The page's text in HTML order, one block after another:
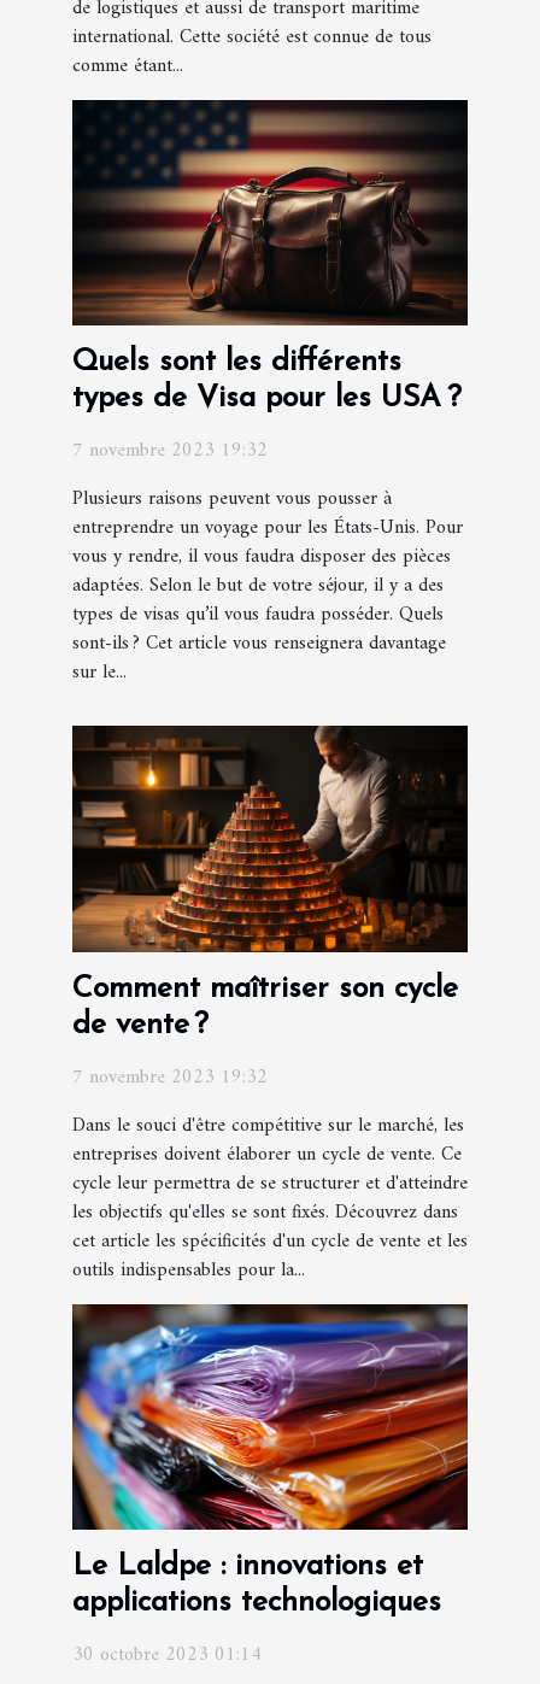
de logistiques et aussi de transport maritime
international. Cette société est connue de tous
comme étant...
Quels sont les différents
types de Visa pour les USA ?
7 novembre 2023 19:32
Plusieurs raisons peuvent vous pousser à
entreprendre un voyage pour les États-Unis. Pour
vous y rendre, il vous faudra disposer des pièces
adaptées. Selon le but de votre séjour, il y a des
types de visas qu’il vous faudra posséder. Quels
sont-ils ? Cet article vous renseignera davantage
sur le...
Comment maîtriser son cycle
de vente ?
7 novembre 2023 19:32
Dans le souci d'être compétitive sur le marché, les
entreprises doivent élaborer un cycle de vente. Ce
cycle leur permettra de se structurer et d'atteindre
les objectifs qu'elles se sont fixés. Découvrez dans
cet article les spécificités d'un cycle de vente et les
outils indispensables pour la...
Le Laldpe : innovations et
applications technologiques
30 octobre 2023 01:14